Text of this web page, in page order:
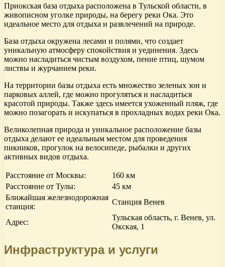
Приокская база отдыха расположена в Тульской области, в
живописном уголке природы, на берегу реки Ока. Это
идеальное место для отдыха и развлечений на природе.
База отдыха окружена лесами и полями, что создает
уникальную атмосферу спокойствия и уединения. Здесь
можно насладиться чистым воздухом, пение птиц, шумом
листвы и журчанием реки.
На территории базы отдыха есть множество зеленых зон и
парковых аллей, где можно прогуляться и насладиться
красотой природы. Также здесь имеется ухоженный пляж, где
можно позагорать и искупаться в прохладных водах реки Ока.
Великолепная природа и уникальное расположение базы
отдыха делают ее идеальным местом для проведения
пикников, прогулок на велосипеде, рыбалки и других
активных видов отдыха.
Расстояние от Москвы:
160 км
Расстояние от Тулы:
45 км
Ближайшая железнодорожная
станция:
Станция Венев
Адрес:
Тульская область, г. Венев, ул.
Окская, 1
Инфраструктура и услуги